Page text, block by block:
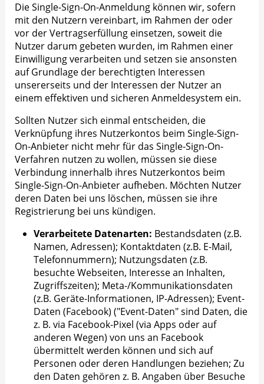
Die Single-Sign-On-Anmeldung können wir, sofern
mit den Nutzern vereinbart, im Rahmen der oder
vor der Vertragserfüllung einsetzen, soweit die
Nutzer darum gebeten wurden, im Rahmen einer
Einwilligung verarbeiten und setzen sie ansonsten
auf Grundlage der berechtigten Interessen
unsererseits und der Interessen der Nutzer an
einem effektiven und sicheren Anmeldesystem ein.
Sollten Nutzer sich einmal entscheiden, die
Verknüpfung ihres Nutzerkontos beim Single-Sign-
On-Anbieter nicht mehr für das Single-Sign-On-
Verfahren nutzen zu wollen, müssen sie diese
Verbindung innerhalb ihres Nutzerkontos beim
Single-Sign-On-Anbieter aufheben. Möchten Nutzer
deren Daten bei uns löschen, müssen sie ihre
Registrierung bei uns kündigen.
Verarbeitete Datenarten: Bestandsdaten (z.B.
Namen, Adressen); Kontaktdaten (z.B. E-Mail,
Telefonnummern); Nutzungsdaten (z.B.
besuchte Webseiten, Interesse an Inhalten,
Zugriffszeiten); Meta-/Kommunikationsdaten
(z.B. Geräte-Informationen, IP-Adressen); Event-
Daten (Facebook) ("Event-Daten" sind Daten, die
z. B. via Facebook-Pixel (via Apps oder auf
anderen Wegen) von uns an Facebook
übermittelt werden können und sich auf
Personen oder deren Handlungen beziehen; Zu
den Daten gehören z. B. Angaben über Besuche